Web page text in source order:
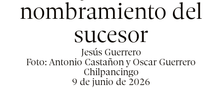
nombramiento del
sucesor
Jesús Guerrero
Foto: Antonio Castañon y Oscar Guerrero
Chilpancingo
9 de junio de 2026